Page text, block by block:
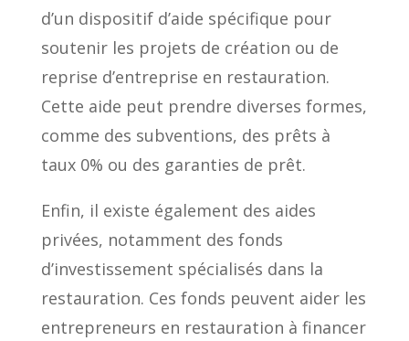
d’un dispositif d’aide spécifique pour
soutenir les projets de création ou de
reprise d’entreprise en restauration.
Cette aide peut prendre diverses formes,
comme des subventions, des prêts à
taux 0% ou des garanties de prêt.
Enfin, il existe également des aides
privées, notamment des fonds
d’investissement spécialisés dans la
restauration. Ces fonds peuvent aider les
entrepreneurs en restauration à financer